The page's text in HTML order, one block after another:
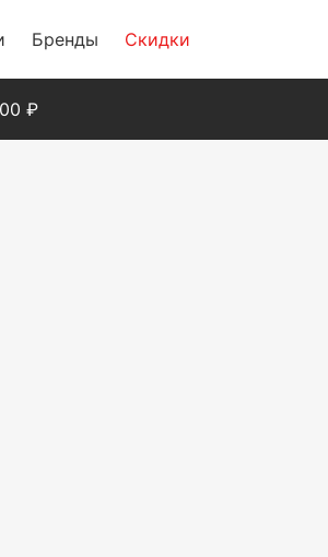
Бренды Скидки
₽